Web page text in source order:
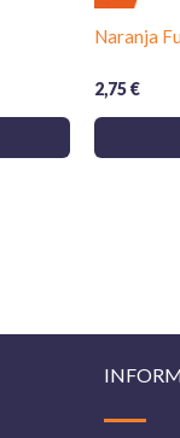
Naranja
2,75€